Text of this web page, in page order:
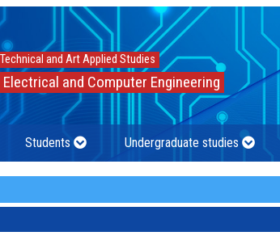
and Art Applied Studies
and Computer Engineering
Students Undergraduate studies